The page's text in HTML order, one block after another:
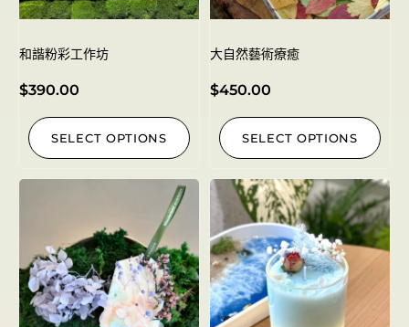
和諧粉彩工作坊
$390.00
SELECT OPTIONS
大自然藝術療癒
$450.00
SELECT OPTIONS